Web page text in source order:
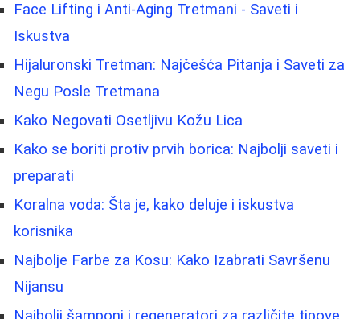
Face Lifting i Anti-Aging Tretmani - Saveti i
Iskustva
Hijaluronski Tretman: Najčešća Pitanja i Saveti za
Negu Posle Tretmana
Kako Negovati Osetljivu Kožu Lica
Kako se boriti protiv prvih borica: Najbolji saveti i
preparati
Koralna voda: Šta je, kako deluje i iskustva
korisnika
Najbolje Farbe za Kosu: Kako Izabrati Savršenu
Nijansu